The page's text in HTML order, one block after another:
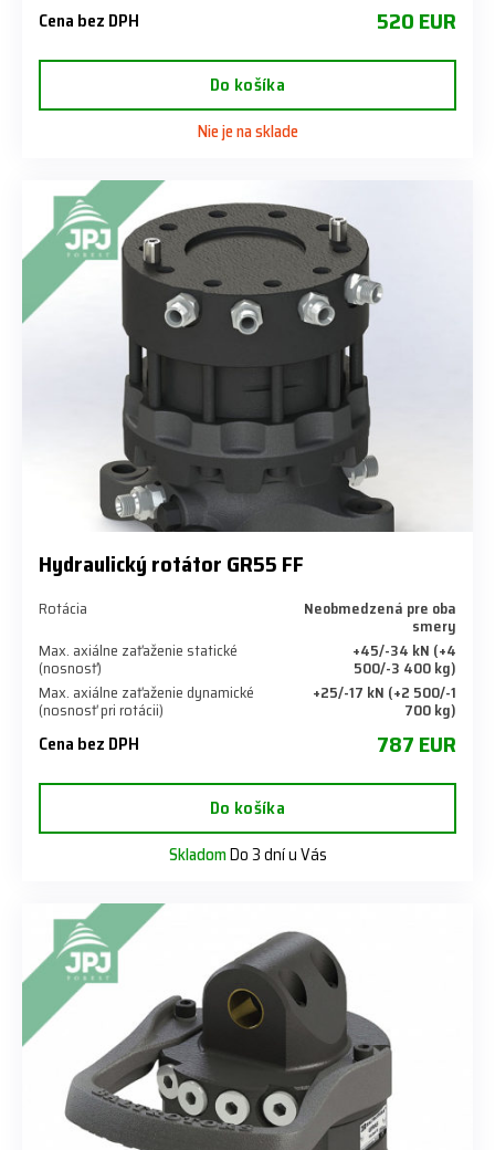
Cena bez DPH 520 EUR
Do košíka
Nie je na sklade
Hydraulický rotátor GR55 FF
Rotácia Neobmedzená pre oba
smery
Max. axiálne zaťaženie statické
(nosnosť)
+45/-34 kN (+4
500/-3 400 kg)
Max. axiálne zaťaženie dynamické
(nosnosť pri rotácii)
+25/-17 kN (+2 500/-1
700 kg)
Cena bez DPH 787 EUR
Do košíka
SkladomDo 3 dní u Vás